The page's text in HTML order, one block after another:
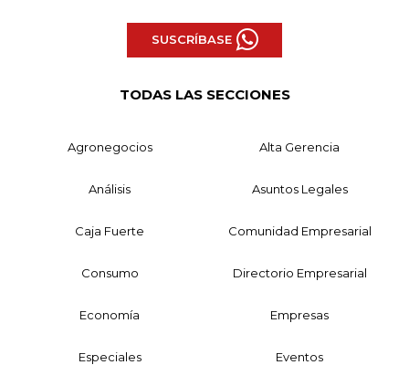
SUSCRÍBASE
TODAS LAS SECCIONES
Agronegocios Alta Gerencia
Análisis Asuntos Legales
Caja Fuerte Comunidad Empresarial
Consumo Directorio Empresarial
Economía Empresas
Especiales Eventos